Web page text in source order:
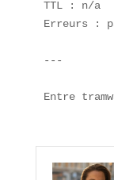
TTL : n/a
Erreurs :
---
Entre